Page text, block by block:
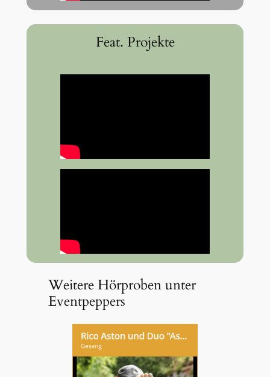
Feat. Projekte
Weitere Hörproben unter
Eventpeppers